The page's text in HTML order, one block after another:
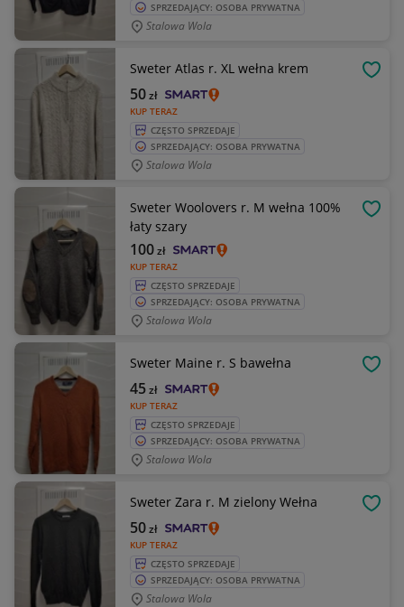
SPRZEDAJĄCY: OSOBA PRYWATNA
Stalowa Wola
Sweter Atlas r. XL wełna krem
KUP TERAZ
50zł
CZĘSTO SPRZEDAJE
SPRZEDAJĄCY: OSOBA PRYWATNA
Stalowa Wola
Sweter Woolovers r. M wełna 100%
łaty szary
KUP TERAZ
100zł
CZĘSTO SPRZEDAJE
SPRZEDAJĄCY: OSOBA PRYWATNA
Stalowa Wola
Sweter Maine r. S bawełna
KUP TERAZ
45zł
CZĘSTO SPRZEDAJE
SPRZEDAJĄCY: OSOBA PRYWATNA
Stalowa Wola
Sweter Zara r. M zielony Wełna
KUP TERAZ
50zł
CZĘSTO SPRZEDAJE
SPRZEDAJĄCY: OSOBA PRYWATNA
Stalowa Wola